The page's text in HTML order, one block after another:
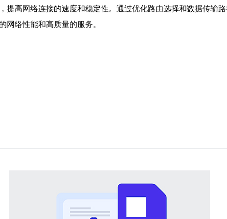
提高网络连接的速度和稳定性。通过优化路由选择和数据传输
网络性能和高质量的服务。